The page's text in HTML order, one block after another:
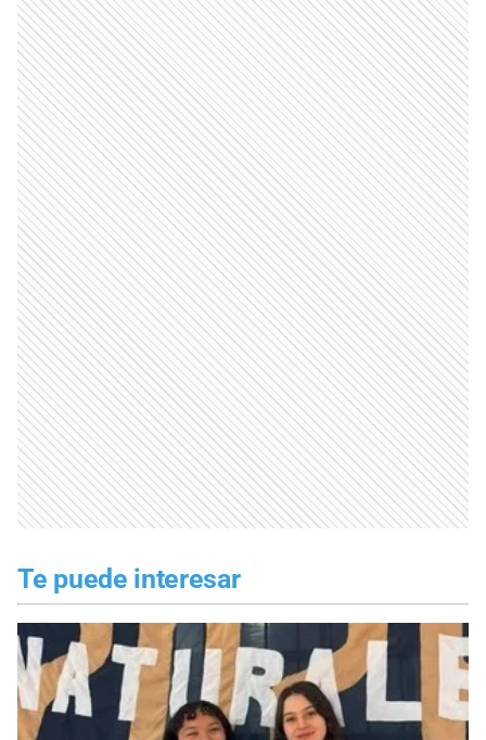
Te puede interesar